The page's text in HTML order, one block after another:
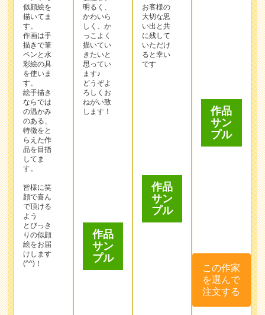
絵手描き
ならでは
の温かみ
のある、
特徴をと
らえた作
品を目指
してま
す。
皆様に笑
顔で喜ん
で頂ける
よう
とびっき
りの似顔
絵をお届
けします
(^^)！
ろしくお
ねがい致
します！